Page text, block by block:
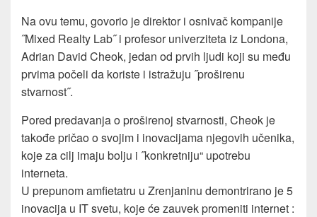
Na ovu temu, govorio je direktor i osnivač kompanije
˝Mixed Realty Lab˝ i profesor univerziteta iz Londona,
Adrian David Cheok, jedan od prvih ljudi koji su među
prvima počeli da koriste i istražuju ˝proširenu
stvarnost˝.
Pored predavanja o proširenoj stvarnosti, Cheok je
takođe pričao o svojim i inovacijama njegovih učenika,
koje za cilj imaju bolju i ˝konkretniju“ upotrebu
interneta.
U prepunom amfietatru u Zrenjaninu demontrirano je 5
inovacija u IT svetu, koje će zauvek promeniti internet :